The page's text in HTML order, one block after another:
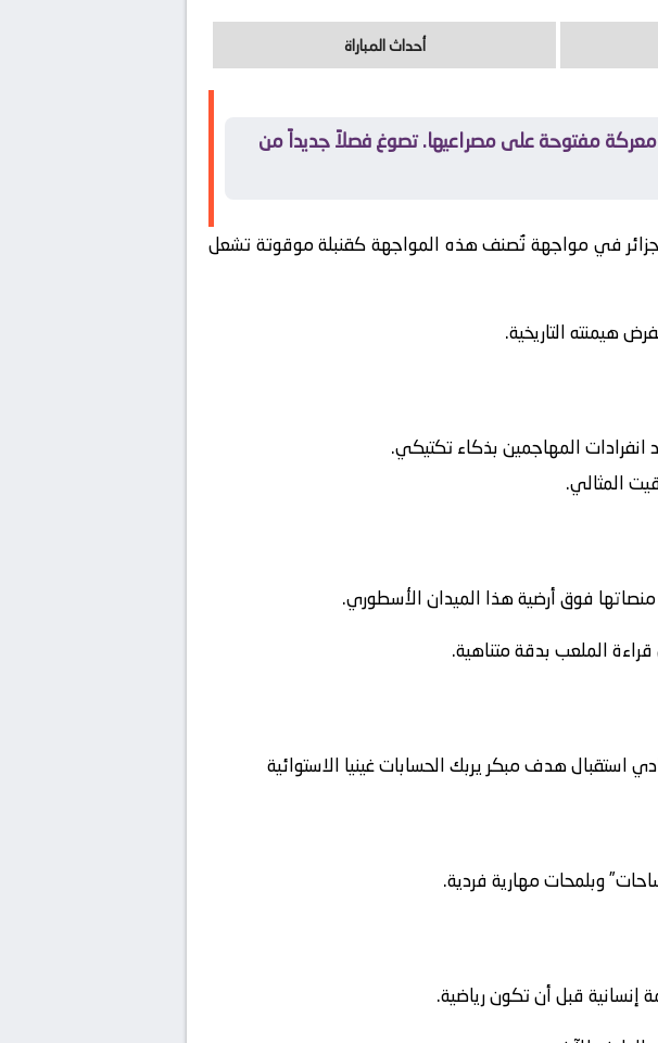
أحداث المباراة
معركة مفتوحة على مصراعيها. تصوغ فصلاً جديداً من
في مواجهة تُصنف هذه المواجهة كقنبلة موقوتة تشعل
التاريخية.
انفرادات المهاجمين بذكاء تكتيكي.
المثالي.
منصاتها فوق أرضية هذا الميدان الأسطوري.
الملعب بدقة متناهية.
غينيا الاستوائية
وبلمحات مهارية فردية.
إنسانية قبل أن تكون رياضية.